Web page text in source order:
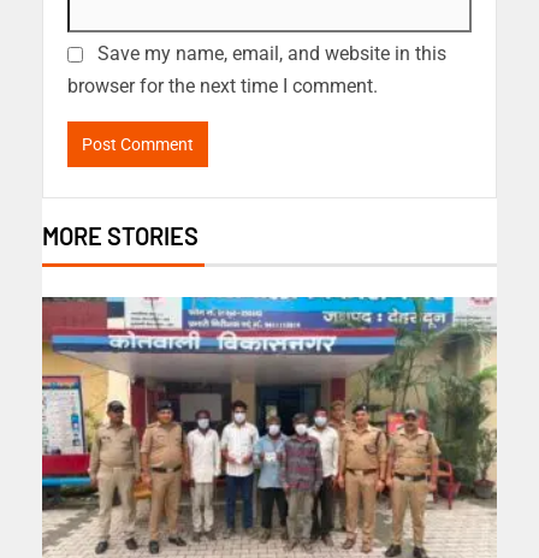
Save my name, email, and website in this
browser for the next time I comment.
MORE STORIES